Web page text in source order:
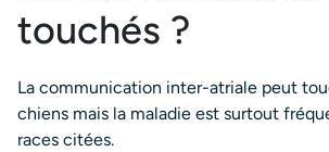
touchés ?
La communication inter-atriale peut
chiens mais la maladie est surtout
races citées.